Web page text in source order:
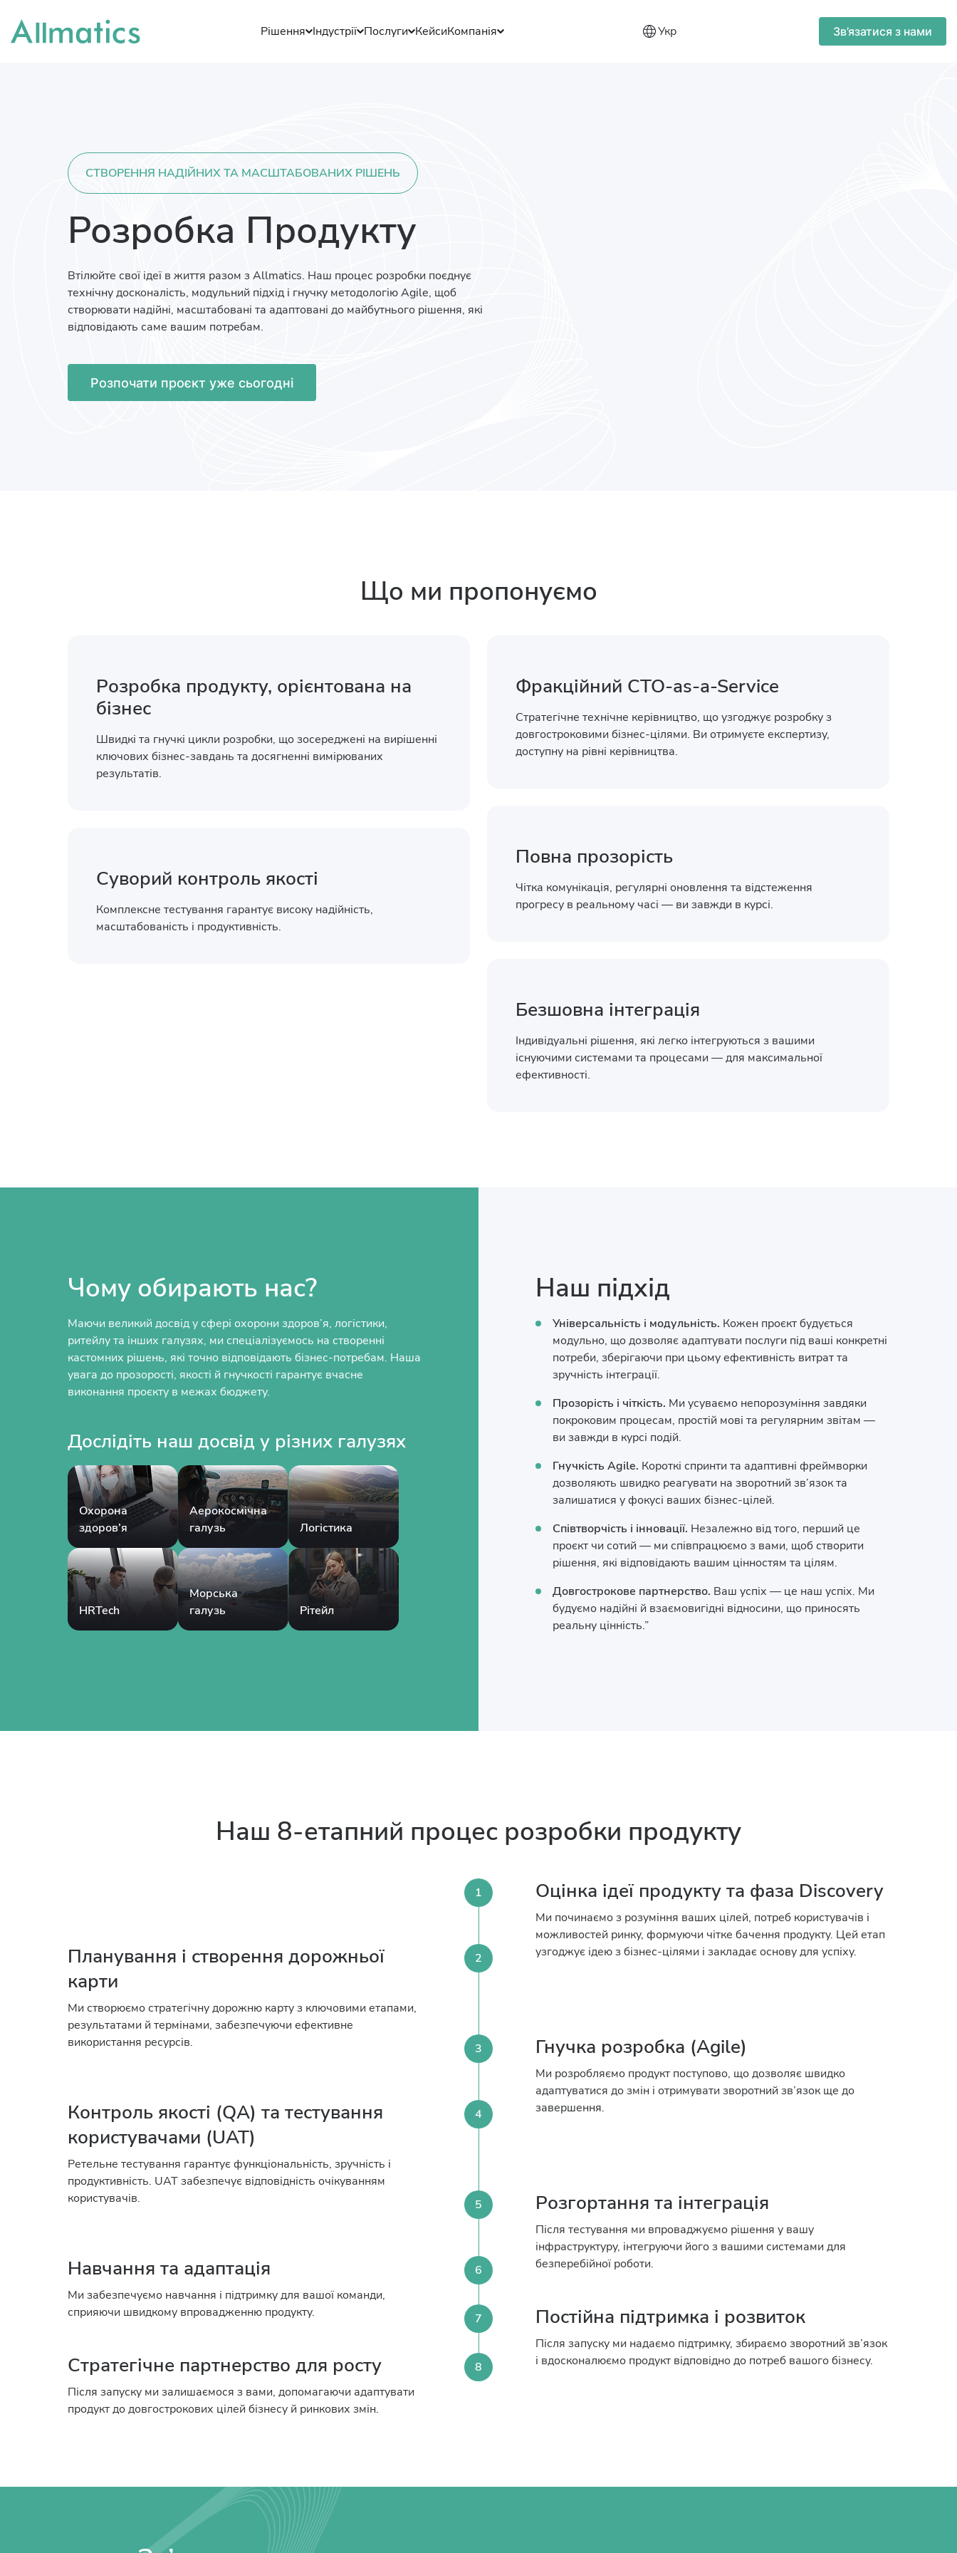
Рішення Індустрії Послуги КейсиКомпанія Укр Зв’язатися з нами
СТВОРЕННЯ НАДІЙНИХ ТА МАСШТАБОВАНИХ РІШЕНЬ
Розробка Продукту
Втілюйте свої ідеї в життя разом з Allmatics. Наш процес розробки поєднує
технічну досконалість, модульний підхід і гнучку методологію Agile, щоб
створювати надійні, масштабовані та адаптовані до майбутнього рішення, які
відповідають саме вашим потребам.
Розпочати проєкт уже сьогодні
Що ми пропонуємо
Розробка продукту, орієнтована на
бізнес
Швидкі та гнучкі цикли розробки, що зосереджені на вирішенні
ключових бізнес-завдань та досягненні вимірюваних
результатів.
Фракційний CTO-as-a-Service
Стратегічне технічне керівництво, що узгоджує розробку з
довгостроковими бізнес-цілями. Ви отримуєте експертизу,
доступну на рівні керівництва.
Повна прозорість
Чітка комунікація, регулярні оновлення та відстеження
прогресу в реальному часі — ви завжди в курсі.
Суворий контроль якості
Комплексне тестування гарантує високу надійність,
масштабованість і продуктивність.
Безшовна інтеграція
Індивідуальні рішення, які легко інтегруються з вашими
існуючими системами та процесами — для максимальної
ефективності.
Чому обирають нас?
Маючи великий досвід у сфері охорони здоров’я, логістики,
ритейлу та інших галузях, ми спеціалізуємось на створенні
кастомних рішень, які точно відповідають бізнес-потребам. Наша
увага до прозорості, якості й гнучкості гарантує вчасне
виконання проєкту в межах бюджету.
Дослідіть наш досвід у різних галузях
Охорона
здоров’я
Аерокосмічна
галузь
Логістика
HRTech
Морська
галузь
Рітейл
Наш підхід
Універсальність і модульність. Кожен проєкт будується
модульно, що дозволяє адаптувати послуги під ваші конкретні
потреби, зберігаючи при цьому ефективність витрат та
зручність інтеграції.
Прозорість і чіткість. Ми усуваємо непорозуміння завдяки
покроковим процесам, простій мові та регулярним звітам —
ви завжди в курсі подій.
Гнучкість Agile. Короткі спринти та адаптивні фреймворки
дозволяють швидко реагувати на зворотний зв’язок та
залишатися у фокусі ваших бізнес-цілей.
Співтворчість і інновації. Незалежно від того, перший це
проєкт чи сотий — ми співпрацюємо з вами, щоб створити
рішення, які відповідають вашим цінностям та цілям.
Довгострокове партнерство. Ваш успіх — це наш успіх. Ми
будуємо надійні й взаємовигідні відносини, що приносять
реальну цінність.”
Наш 8-етапний процес розробки продукту
1 Оцінка ідеї продукту та фаза Discovery
Ми починаємо з розуміння ваших цілей, потреб користувачів і
можливостей ринку, формуючи чітке бачення продукту. Цей етап
узгоджує ідею з бізнес-цілями і закладає основу для успіху.
2
Планування і створення дорожньої
карти
Ми створюємо стратегічну дорожню карту з ключовими етапами,
результатами й термінами, забезпечуючи ефективне
використання ресурсів.
3 Гнучка розробка (Agile)
Ми розробляємо продукт поступово, що дозволяє швидко
адаптуватися до змін і отримувати зворотний зв’язок ще до
завершення.
4
Контроль якості (QA) та тестування
користувачами (UAT)
Ретельне тестування гарантує функціональність, зручність і
продуктивність. UAT забезпечує відповідність очікуванням
користувачів.
5 Розгортання та інтеграція
Після тестування ми впроваджуємо рішення у вашу
інфраструктуру, інтегруючи його з вашими системами для
безперебійної роботи.
6
Навчання та адаптація
Ми забезпечуємо навчання і підтримку для вашої команди,
сприяючи швидкому впровадженню продукту.
7 Постійна підтримка і розвиток
Після запуску ми надаємо підтримку, збираємо зворотний зв’язок
і вдосконалюємо продукт відповідно до потреб вашого бізнесу.
8
Стратегічне партнерство для росту
Після запуску ми залишаємося з вами, допомагаючи адаптувати
продукт до довгострокових цілей бізнесу й ринкових змін.